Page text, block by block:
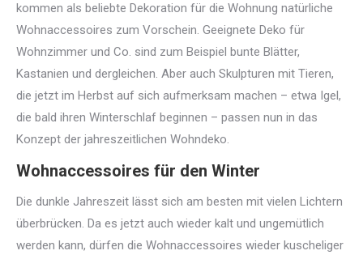
kommen als beliebte Dekoration für die Wohnung natürliche
Wohnaccessoires zum Vorschein. Geeignete Deko für
Wohnzimmer und Co. sind zum Beispiel bunte Blätter,
Kastanien und dergleichen. Aber auch Skulpturen mit Tieren,
die jetzt im Herbst auf sich aufmerksam machen – etwa Igel,
die bald ihren Winterschlaf beginnen – passen nun in das
Konzept der jahreszeitlichen Wohndeko.
Wohnaccessoires für den Winter
Die dunkle Jahreszeit lässt sich am besten mit vielen Lichtern
überbrücken. Da es jetzt auch wieder kalt und ungemütlich
werden kann, dürfen die Wohnaccessoires wieder kuscheliger